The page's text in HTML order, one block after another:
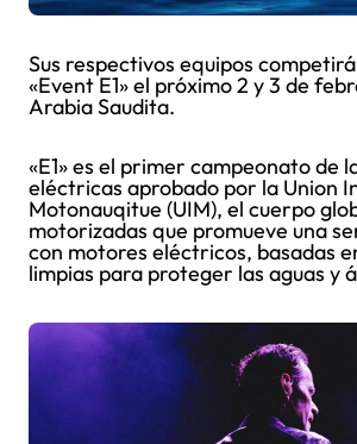
Sus respectivos equipos
«Event E1» el próximo 2 y 3 de
Arabia Saudita.
«E1» es el primer campeonato de
eléctricas aprobado por la Union
Motonauqitue (UIM), el cuerpo
motorizadas que promueve una
con motores eléctricos, basadas
limpias para proteger las aguas y